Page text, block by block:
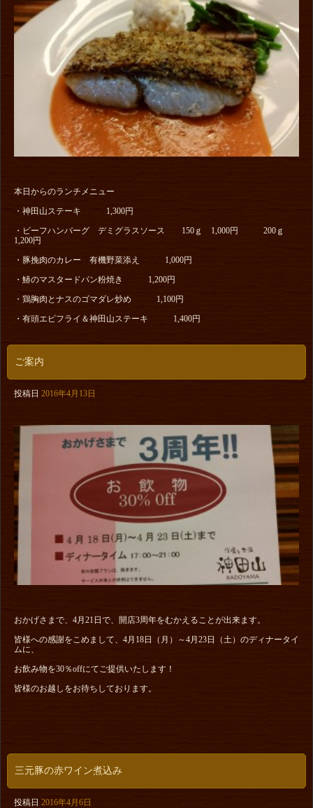
本日からのランチメニュー
・神田山ステーキ 1,300円
・ビーフハンバーグ デミグラスソース 150ｇ 1,000円 200ｇ
1,200円
・豚挽肉のカレー 有機野菜添え 1,000円
・鰆のマスタードパン粉焼き 1,200円
・鶏胸肉とナスのゴマダレ炒め 1,100円
・有頭エビフライ＆神田山ステーキ 1,400円
ご案内
投稿日 2016年4月13日
おかげさまで、4月21日で、開店3周年をむかえることが出来ます。
皆様への感謝をこめまして、4月18日（月）～4月23日（土）のディナータイ
ムに、
お飲み物を30％offにてご提供いたします！
皆様のお越しをお待ちしております。
三元豚の赤ワイン煮込み
投稿日 2016年4月6日